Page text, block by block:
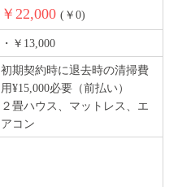
￥22,000 (￥0)
・￥13,000
初期契約時に退去時の清掃費
用¥15,000必要（前払い）
２畳ハウス、マットレス、エ
アコン